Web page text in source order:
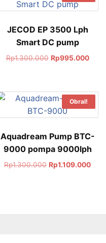
JECOD EP 3500 Lph
Smart DC pump
Rp1.300.000 Rp995.000
Obral!
Aquadream Pump BTC-
9000 pompa 9000lph
Rp1.300.000 Rp1.109.000